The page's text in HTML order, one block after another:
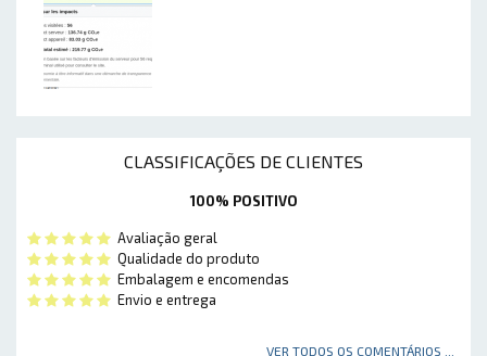
CLASSIFICAÇÕES DE CLIENTES
100% POSITIVO
Avaliação geral
Qualidade do produto
Embalagem e encomendas
Envio e entrega
VER TODOS OS COMENTÁRIOS ...